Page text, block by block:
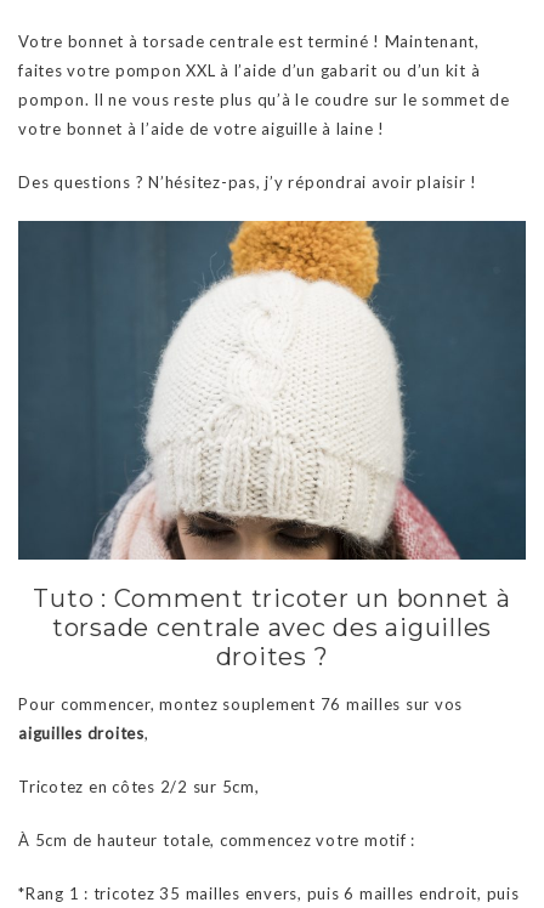
Votre bonnet à torsade centrale est terminé ! Maintenant,
faites votre pompon XXL à l’aide d’un gabarit ou d’un kit à
pompon. Il ne vous reste plus qu’à le coudre sur le sommet de
votre bonnet à l’aide de votre aiguille à laine !
Des questions ? N’hésitez-pas, j’y répondrai avoir plaisir !
Tuto : Comment tricoter un bonnet à
torsade centrale avec des aiguilles
droites ?
Pour commencer, montez souplement 76 mailles sur vos
aiguilles droites,
Tricotez en côtes 2/2 sur 5cm,
À 5cm de hauteur totale, commencez votre motif :
*Rang 1 : tricotez 35 mailles envers, puis 6 mailles endroit, puis